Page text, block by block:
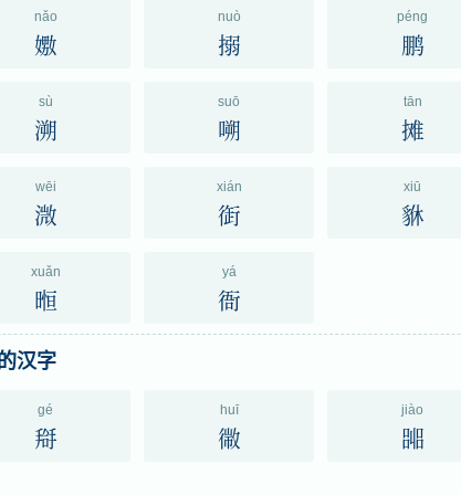
nǎo
嫐
nuò
搦
péng
鹏
sù
溯
suō
嗍
tān
摊
wēi
溦
xián
衘
xiū
貅
xuǎn
暅
yá
衙
汉字
gé
搿
huī
幑
jiào
嘂